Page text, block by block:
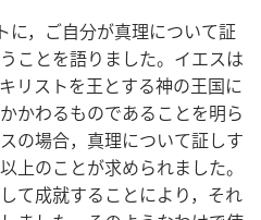
に，ご自分が真理について証
ことを語りました。イエスは
リストを王とする神の王国に
かわるものであることを明ら
の場合，真理について証しす
上のことが求められました。
て成就することにより，それ